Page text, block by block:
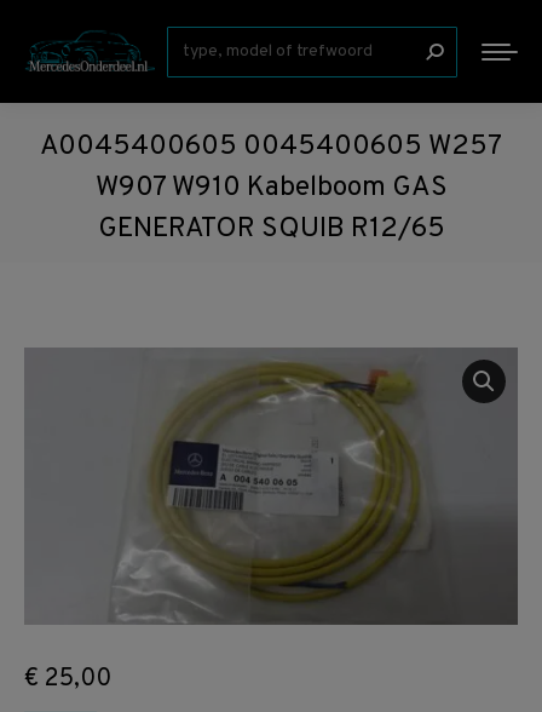
Zoeken:
A0045400605 0045400605 W257
W907 W910 Kabelboom GAS
GENERATOR SQUIB R12/65
€ 25,00